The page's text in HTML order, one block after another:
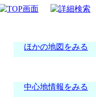
ほかの地図をみる
中心地情報をみる